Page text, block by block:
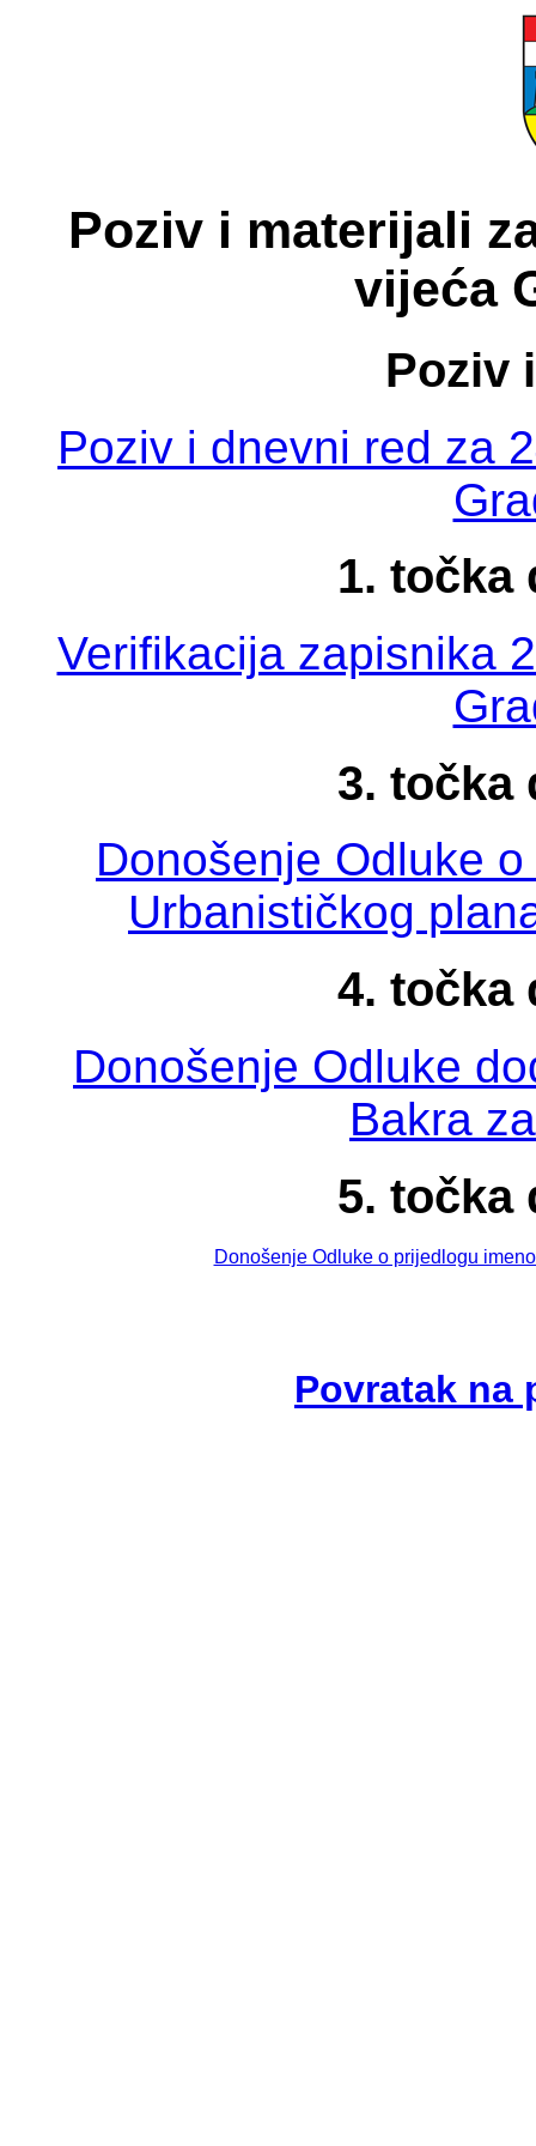
Poziv i materijali
vijeća
Poziv
Poziv i dnevni red za
1. točka
Verifikacija zapisnika
3. točka
Donošenje Odluke
Urbanističkog
4. točka
Donošenje Odluke
Bakra
5. točka
Donošenje Odluke o prijedlogu
Povratak na